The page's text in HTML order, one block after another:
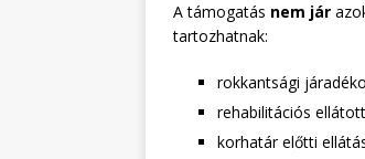
A támogatás nem jár
tartozhatnak:
rokkantsági
rehabilitációs
korhatár előtti